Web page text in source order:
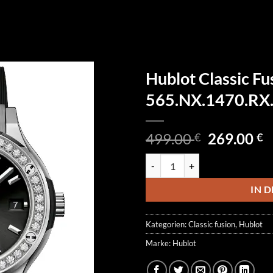
Hublot Classic
499.00€
499.00 €
269.00€
IN
Kategorien:Classic fusion, Hublot
Marke: Hublot